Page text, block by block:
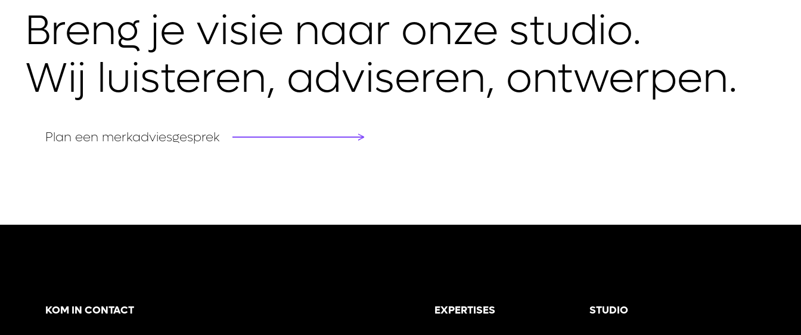
Breng je visie naar onze studio.
Wij luisteren, adviseren, ontwerpen.
Plan een merkadviesgesprek
KOM IN CONTACT EXPERTISES STUDIO